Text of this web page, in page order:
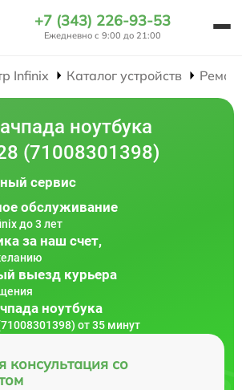
+7 (343) 226-93-53
Ежедневно с 9:00 до 21:00
Infinix Каталог устройств
ноутбука
(71008301398)
сервис
обслуживание
до 3 лет
за наш счет,
выезд курьера
ноутбука
от 35 минут
консультация со